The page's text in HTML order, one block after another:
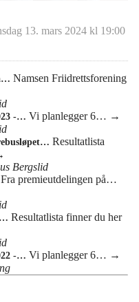
13. mars 2024 kl 19:00
Namsen Friidrettsforening
-… Vi planlegger 6… →
Resultatlista
Bergslid
Fra premieutdelingen på…
Resultatlista finner du her
-… Vi planlegger 6… →